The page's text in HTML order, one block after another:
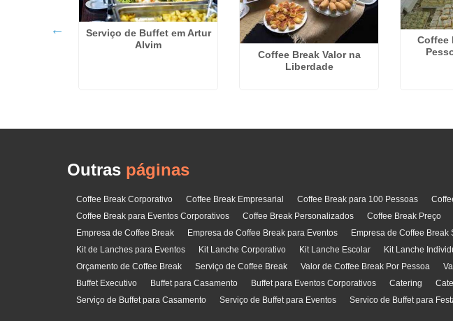
Serviço de Buffet em Artur
Alvim
Coffee Break Valor na
Liberdade
Coffee
Outras páginas
Coffee Break Corporativo Coffee Break Empresarial Coffee Break para 100 Pessoas
Coffee Break para Eventos Corporativos
Coffee Break Personalizados Coffee Break Preço
Empresa de Coffee Break
Empresa de Coffee Break para Eventos Empresa de Coffee Break
Kit de Lanches para Eventos
Kit Lanche Corporativo Kit Lanche Escolar Kit Lanche
Orçamento de Coffee Break
Serviço de Coffee Break Valor de Coffee Break Por Pessoa
Buffet Executivo
Buffet para Casamento Buffet para Eventos Corporativos Catering
Serviço de Buffet para Casamento
Serviço de Buffet para Eventos Servico de Buffet para